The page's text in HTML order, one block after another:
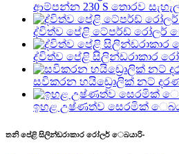
ආම්පන්න 230 S තොරව
ද්විත්ව පේළි ටේපර්ඩ් රෝලර්
ද්විත්ව පේළි සිලින්ඩරාකාර
සවිකරන හයිඩ්‍රොලික් නට්
ඉහළ උෂ්ණත්ව සෙරමික්
තනි පේළි සිලින්ඩරාකාර රෝලර් ෙබයාරිං